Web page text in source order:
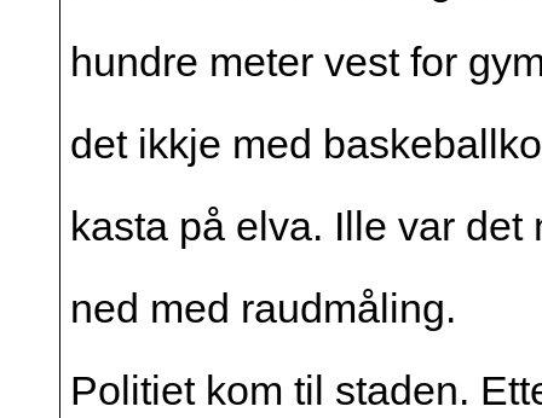
hundre meter vest for
det ikkje med
kasta på elva. Ille var
ned med raudmåling.
Politiet kom til staden.